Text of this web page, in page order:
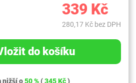
339 Kč
280,17 Kč bez DPH
do košíku
nižší o50 %(345 Kč)